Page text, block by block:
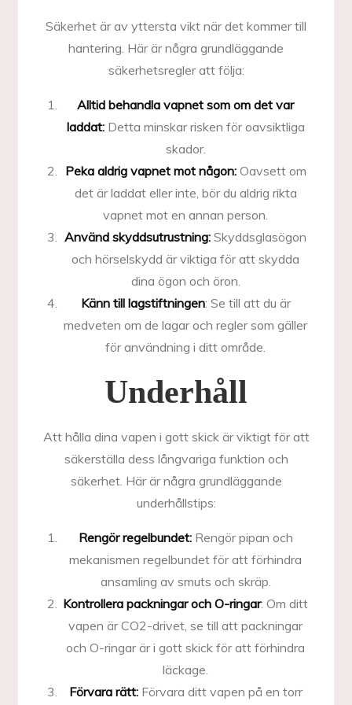
Säkerhet är av yttersta vikt när det kommer till
hantering. Här är några grundläggande
säkerhetsregler att följa:
Alltid behandla vapnet som om det var
laddat:Detta minskar risken för oavsiktliga
skador.
Peka aldrig vapnet mot någon:Oavsett om
det är laddat eller inte, bör du aldrig rikta
vapnet mot en annan person.
Använd skyddsutrustning: Skyddsglasögon
och hörselskydd är viktiga för att skydda
dina ögon och öron.
Känn till lagstiftningen: Se till att du är
medveten om de lagar och regler som gäller
för användning i ditt område.
Underhåll
Att hålla dina vapen i gott skick är viktigt för att
säkerställa dess långvariga funktion och
säkerhet. Här är några grundläggande
underhållstips:
Rengör regelbundet:Rengör pipan och
mekanismen regelbundet för att förhindra
ansamling av smuts och skräp.
Kontrollera packningar och O-ringar: Om ditt
vapen är CO2-drivet, se till att packningar
och O-ringar är i gott skick för att förhindra
läckage.
Förvara rätt:Förvara ditt vapen på en torr